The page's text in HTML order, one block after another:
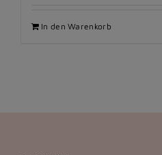
In den Warenkorb